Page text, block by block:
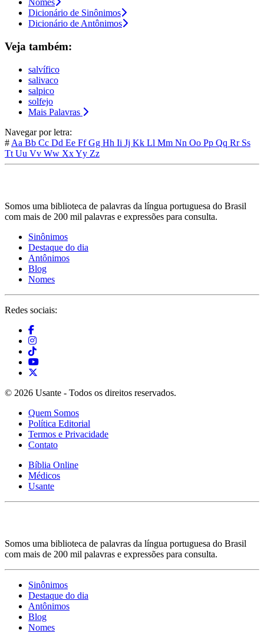
Nomes
Dicionário de Sinônimos
Dicionário de Antônimos
Veja também:
salvífico
salivaco
salpico
solfejo
Mais Palavras
Navegar por letra:
# Aa Bb Cc Dd Ee FfGg Hh Ii Jj Kk Ll Mm Nn Oo Pp Qq Rr Ss
Tt Uu Vv Ww XxYy Zz
Somos uma biblioteca de palavras da língua portuguesa do Brasil
com mais de 200 mil palavras e expressões para consulta.
Sinônimos
Destaque do dia
Antônimos
Blog
Nomes
Redes sociais:
© 2026 Usante - Todos os direitos reservados.
Quem Somos
Política Editorial
Termos e Privacidade
Contato
Bíblia Online
Médicos
Usante
Somos uma biblioteca de palavras da língua portuguesa do Brasil
com mais de 200 mil palavras e expressões para consulta.
Sinônimos
Destaque do dia
Antônimos
Blog
Nomes